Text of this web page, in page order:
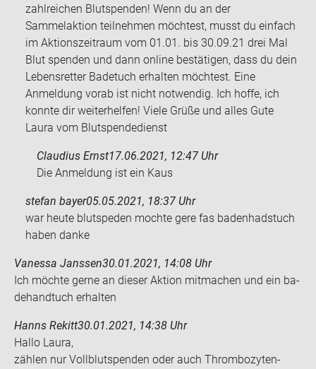
zahlreichen Blutspenden! Wenn du an der
Sammelaktion teilnehmen möchtest, musst du einfach
im Aktionszeitraum vom 01.01. bis 30.09.21 drei Mal
Blut spenden und dann online bestätigen, dass du dein
Lebensretter Badetuch erhalten möchtest. Eine
Anmeldung vorab ist nicht notwendig. Ich hoffe, ich
konnte dir weiterhelfen! Viele Grüße und alles Gute
Laura vom Blutspendedienst
Claudius Ernst17.06.2021, 12:47 Uhr
Die An­mel­dung ist ein Kaus
stefan bayer05.05.2021, 18:37 Uhr
war heute blut­spe­den moch­te gere fas ba­den­had­s­tuch
haben danke
Vanessa Janssen30.01.2021, 14:08 Uhr
Ich möch­te gerne an die­ser Ak­ti­on mit­ma­chen und ein ba­
de­hand­tuch er­hal­ten
Hanns Rekitt30.01.2021, 14:38 Uhr
Hallo Laura,
zäh­len nur Voll­blut­spen­den oder auch Throm­bo­zy­ten­